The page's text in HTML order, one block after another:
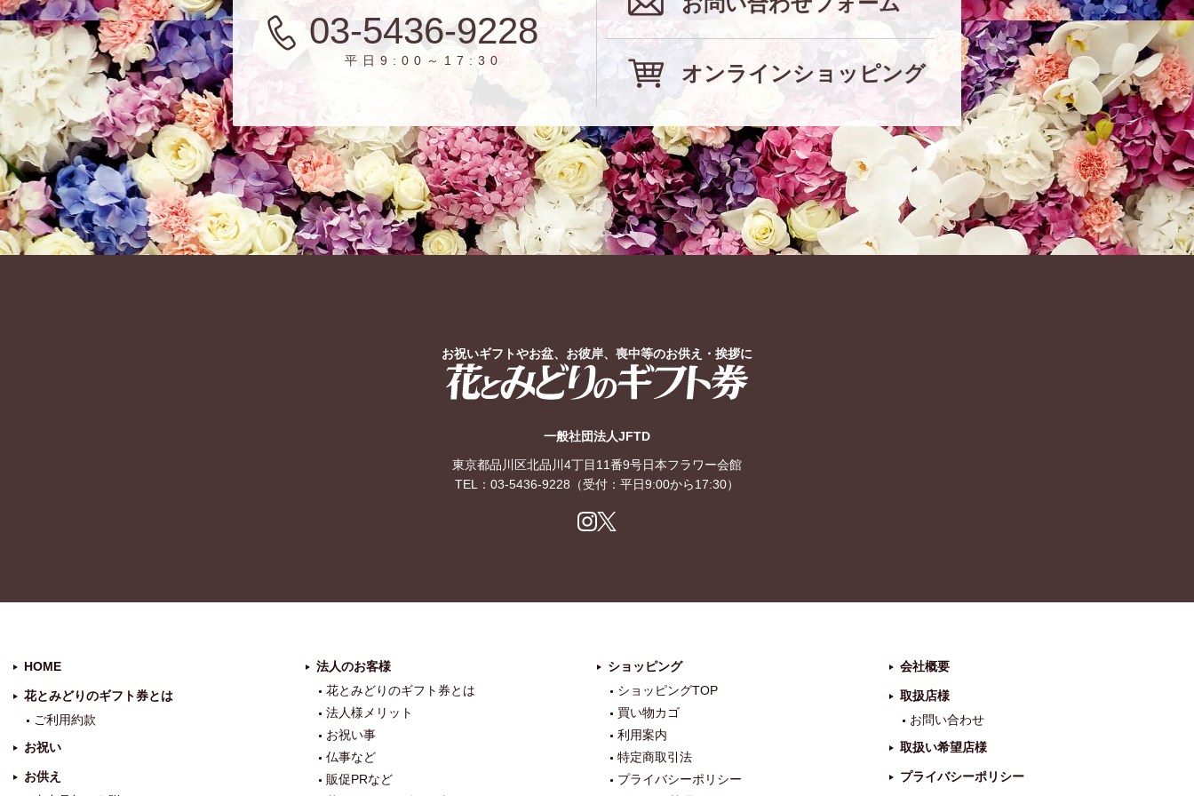
03-5436-9228
平日9:00～17:30
オンラインショッピング
お祝いギフトやお盆、お彼岸、喪中等のお供え・挨拶に
一般社団法人JFTD
東京都品川区北品川4丁目11番9号日本フラワー会館
TEL： 03-5436-9228 （受付：平日9:00から17:30）
HOME
花とみどりのギフト券とは
ご利用約款
お祝い
お供え
法人のお客様
花とみどりのギフト券とは
法人様メリット
お祝い事
仏事など
販促PRなど
ショッピング
ショッピングTOP
買い物カゴ
利用案内
特定商取引法
プライバシーポリシー
会社概要
取扱店様
お問い合わせ
取扱い希望店様
プライバシーポリシー